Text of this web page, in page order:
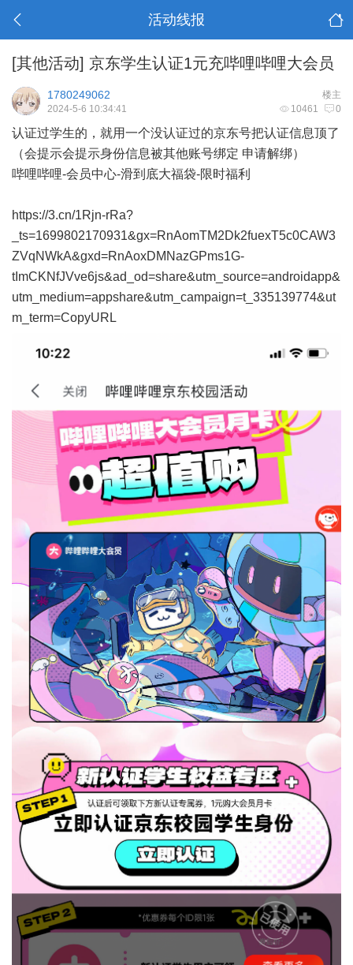
活动线报
[其他活动] 京东学生认证1元充哔哩哔哩大会员
楼主
1780249062
10461 0
2024-5-6 10:34:41
认证过学生的，就用一个没认证过的京东号把认证信息顶了
（会提示会提示身份信息被其他账号绑定 申请解绑）
哔哩哔哩-会员中心-滑到底大福袋-限时福利
https://3.cn/1Rjn-rRa?
_ts=1699802170931&gx=RnAomTM2Dk2fuexT5c0CAW3
ZVqNWkA&gxd=RnAoxDMNazGPms1G-
tImCKNfJVve6js&ad_od=share&utm_source=androidapp&
utm_medium=appshare&utm_campaign=t_335139774&ut
m_term=CopyURL